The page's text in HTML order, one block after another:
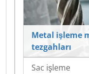
Metal işleme
tezgahları
Sac işleme